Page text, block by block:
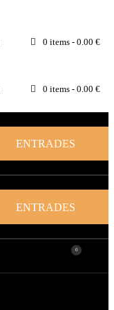
0 items- 0.00 €
0 items- 0.00 €
ENTRADES
ENTRADES
0